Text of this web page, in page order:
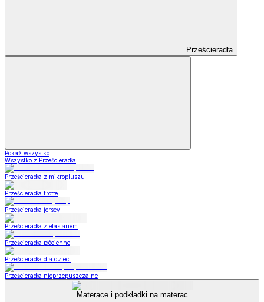
Prześcieradła
Pokaż wszystko
Wszystko z Prześcieradła
Prześcieradła z mikropluszu
Prześcieradła frotte
Prześcieradła jersey
Prześcieradła z elastanem
Prześcieradła płócienne
Prześcieradła dla dzieci
Prześcieradła nieprzepuszczalne
Materace i podkładki na materac